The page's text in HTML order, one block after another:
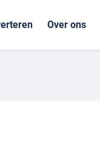
Over ons